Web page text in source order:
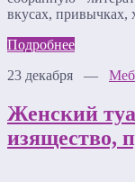
вкусах, привычках,
Подробнее
23 декабря —
Женский
изящество,